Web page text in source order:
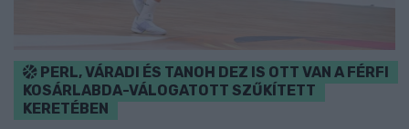
PERL, VÁRADI ÉS TANOH DEZ IS OTT VAN A FÉRFI
KOSÁRLABDA-VÁLOGATOTT SZŰKÍTETT
KERETÉBEN